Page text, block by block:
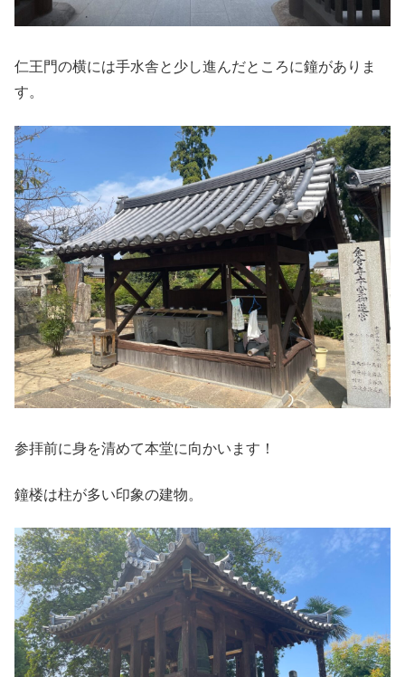
仁王門の横には手水舎と少し進んだところに鐘がありま
す。
参拝前に身を清めて本堂に向かいます！
鐘楼は柱が多い印象の建物。